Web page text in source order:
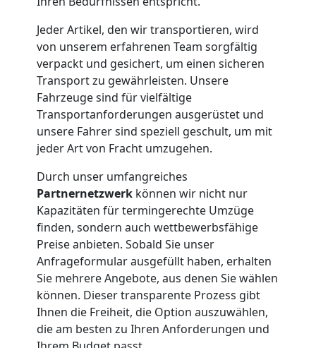
Jeder Artikel, den wir transportieren, wird
von unserem erfahrenen Team sorgfältig
verpackt und gesichert, um einen sicheren
Transport zu gewährleisten. Unsere
Fahrzeuge sind für vielfältige
Transportanforderungen ausgerüstet und
unsere Fahrer sind speziell geschult, um mit
jeder Art von Fracht umzugehen.
Durch unser umfangreiches
Partnernetzwerk können wir nicht nur
Kapazitäten für termingerechte Umzüge
finden, sondern auch wettbewerbsfähige
Preise anbieten. Sobald Sie unser
Anfrageformular ausgefüllt haben, erhalten
Sie mehrere Angebote, aus denen Sie wählen
können. Dieser transparente Prozess gibt
Ihnen die Freiheit, die Option auszuwählen,
die am besten zu Ihren Anforderungen und
Möbelmontage
Wolfsberg
Möbeltransport
Wolfsberg
Beiladung
Wolfsberg
Mini
Umzug